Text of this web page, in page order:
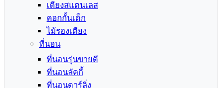
เตียงสแตนเลส
คอกกั้นเด็ก
ไม้รองเตียง
ที่นอน
ที่นอนรุ่นขายดี
ที่นอนลัคกี้
ที่นอนดาร์ลิ่ง